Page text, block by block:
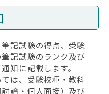
記試験の得点、受験
記試験のランク及び
知に記載します。
は、受験校種・教科
討論・個人面接）及び